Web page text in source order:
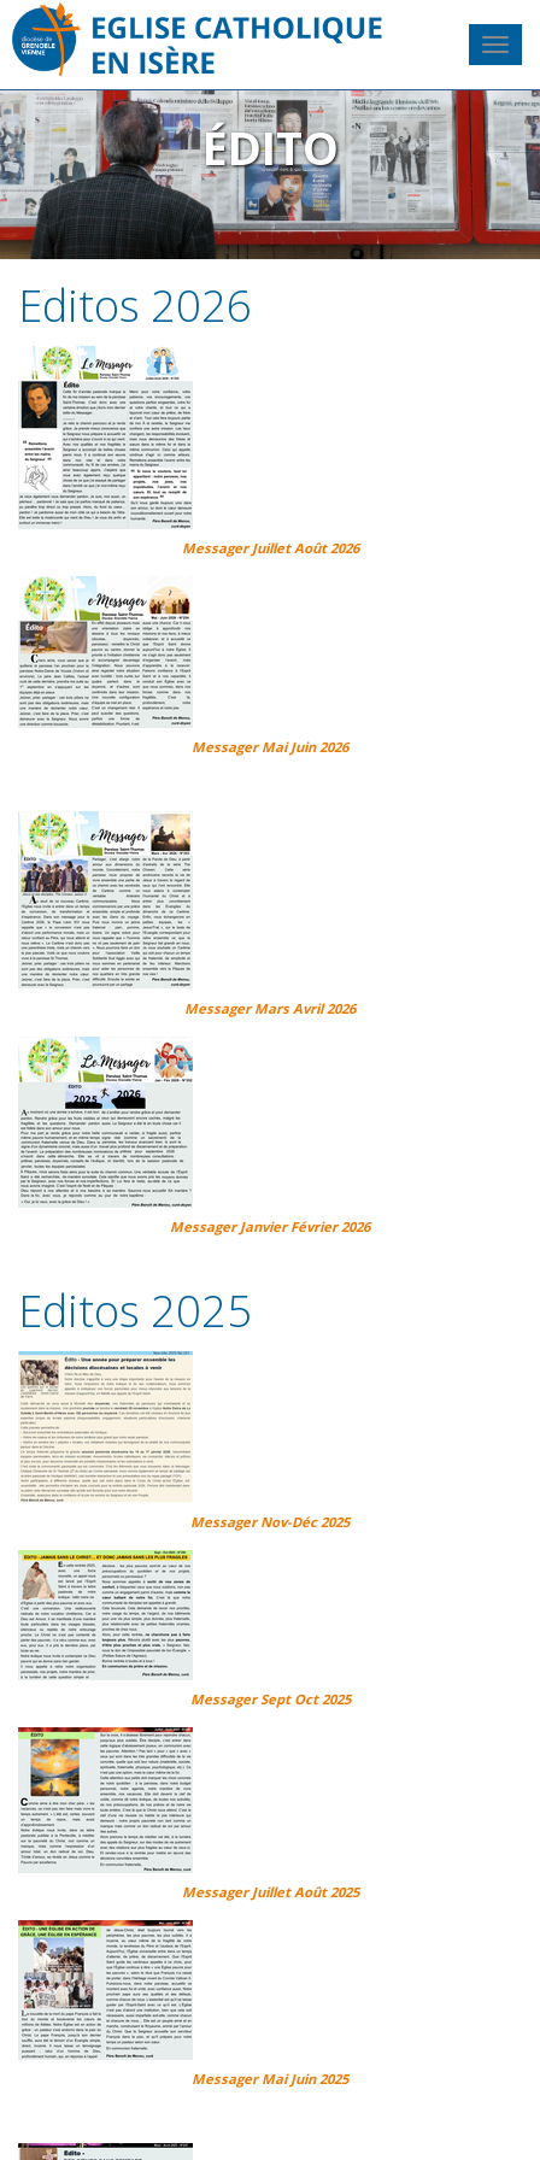
ÉDITO
Editos 2026
Messager Juillet Août 2026
Messager Mai Juin 2026
Messager Mars Avril 2026
Messager Janvier Février 2026
Editos 2025
Messager Nov-Déc 2025
Messager Sept Oct 2025
Messager Juillet Août 2025
Messager Mai Juin 2025